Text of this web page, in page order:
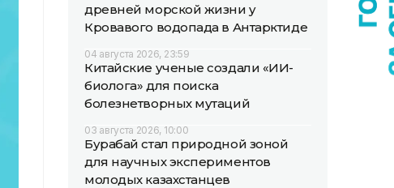
древней морской жизни у
Кровавого водопада в Антарктиде
04 августа 2026, 23:59
Китайские ученые создали «ИИ-
биолога» для поиска
болезнетворных мутаций
03 августа 2026, 10:00
Бурабай стал природной зоной
для научных экспериментов
молодых казахстанцев